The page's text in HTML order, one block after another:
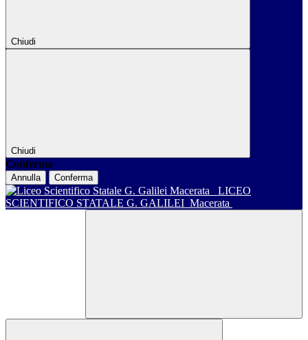
Chiudi
Chiudi
Conferma
Annulla Conferma
LICEO
SCIENTIFICO STATALE G. GALILEI Macerata